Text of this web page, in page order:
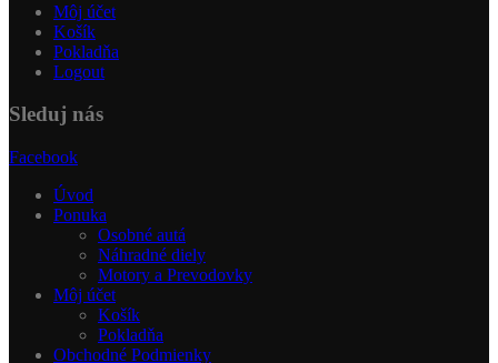
Môj účet
Košík
Pokladňa
Logout
Sleduj nás
Facebook
Úvod
Ponuka
Osobné autá
Náhradné diely
Motory a Prevodovky
Môj účet
Košík
Pokladňa
Obchodné Podmienky